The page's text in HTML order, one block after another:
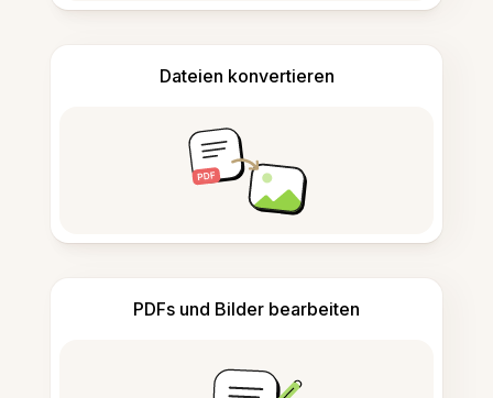
Dateien konvertieren
PDFs und Bilder bearbeiten